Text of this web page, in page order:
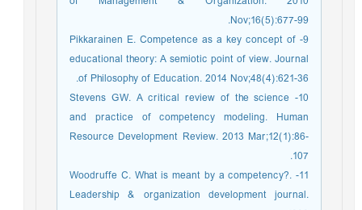
Nov;16(5):677-99.
9- Pikkarainen E. Competence as a key concept of
educational theory: A semiotic point of view. Journal
of Philosophy of Education. 2014 Nov;48(4):621-36.
10- Stevens GW. A critical review of the science
and practice of competency modeling. Human
Resource Development Review. 2013 Mar;12(1):86-
107.
11- Woodruffe C. What is meant by a competency?.
Leadership & organization development journal.